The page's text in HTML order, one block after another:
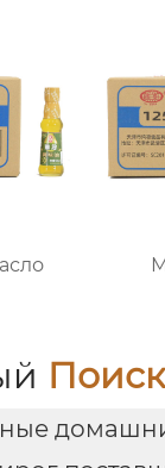
Поиск